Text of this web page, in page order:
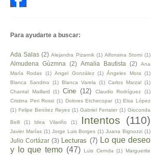
Para ayudarte a buscar:
Ada Salas (2) Alejandra Pizarnik (1) Alfonsina Storni (1)
Almudena Gúzmna (2) Amalia Bautista (2)
Ana
María Rodas
(1) Angel González (1) Ángeles Mora (1)
Blanca Sandino
(1) Blanca Varela (1) Carlos Marzal
(1)
Chantal Maillard
(1) Cine (12) Claudio Rodríguez
(1)
Cristina Peri Rossi (1) Dolores Etchecopar (1) Elsa López
(1) Felipe Benítez Reyes (1) Gabriel Ferrater (1) Gioconda
Belli (1) Idea Vilariño (1) Intentos (110)
Javier Marías (1) Jorge Luis Borges (1) Juana Bignozzi (1)
Julio Cortázar (3) Lecturas (7) Lo que deseo
y lo que temo (47) Luis Cernda (1)
Marguerite